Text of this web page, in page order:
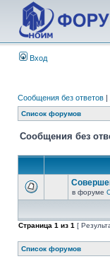
Вход
Сообщения без ответов |
Список форумов
Сообщения без
в форуме
Страница 1 из 1 [
Список форумов